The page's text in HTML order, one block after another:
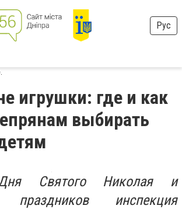
Рус
игрушки: где и как
выбирать
Святого Николая и
праздников инспекция